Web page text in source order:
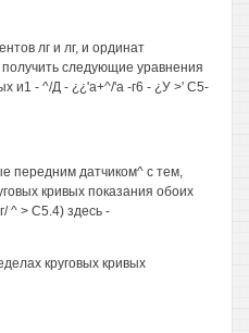
лг и лг, и ординат
следующие уравнения
и1 - ^/Д - ¿¿'а+^/'а -г6 - ¿У >' С5-
передним датчиком^ с тем,
кривых показания обоих
^ > С5.4) здесь -
круговых кривых